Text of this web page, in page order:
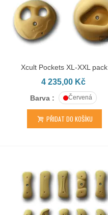
Xcult Pockets XL-XXL pack
4 235,00 Kč
Barva : Červená
PŘIDAT DO KOŠÍKU